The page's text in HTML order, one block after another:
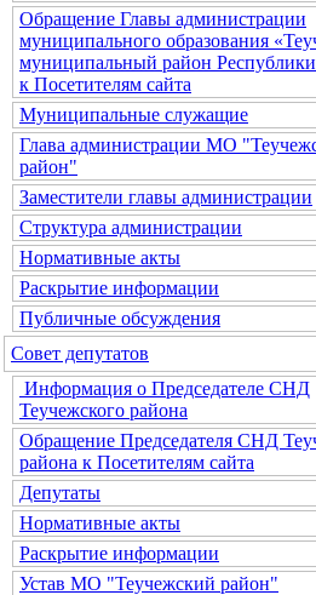
Обращение Главы администрации
муниципального образования
муниципальный район
к Посетителям сайта
Муниципальные служащие
Глава администрации МО
район"
Заместители главы администрации
Структура администрации
Нормативные акты
Раскрытие информации
Публичные обсуждения
Совет депутатов
Информация о Председателе СНД
Теучежского района
Обращение Председателя СНД
района к Посетителям сайта
Депутаты
Нормативные акты
Раскрытие информации
Устав МО "Теучежский район"